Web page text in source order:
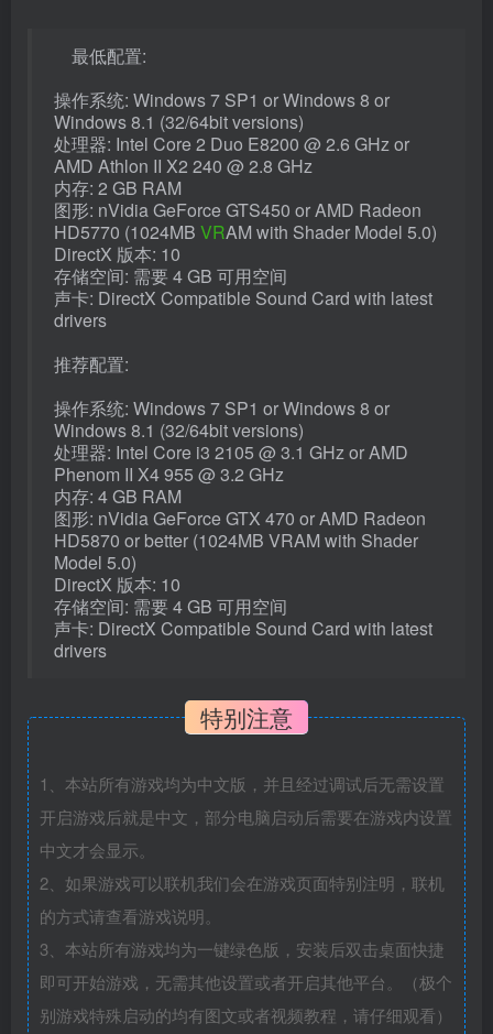
最低配置:
操作系统: Windows 7 SP1 or Windows 8 or
Windows 8.1 (32/64bit versions)
处理器: Intel Core 2 Duo E8200 @ 2.6 GHz or
AMD Athlon II X2 240 @ 2.8 GHz
内存: 2 GB RAM
图形: nVidia GeForce GTS450 or AMD Radeon
HD5770 (1024MB VRAM with Shader Model 5.0)
DirectX 版本: 10
存储空间: 需要 4 GB 可用空间
声卡: DirectX Compatible Sound Card with latest
drivers
推荐配置:
操作系统: Windows 7 SP1 or Windows 8 or
Windows 8.1 (32/64bit versions)
处理器: Intel Core i3 2105 @ 3.1 GHz or AMD
Phenom II X4 955 @ 3.2 GHz
内存: 4 GB RAM
图形: nVidia GeForce GTX 470 or AMD Radeon
HD5870 or better (1024MB VRAM with Shader
Model 5.0)
DirectX 版本: 10
存储空间: 需要 4 GB 可用空间
声卡: DirectX Compatible Sound Card with latest
drivers
特别注意
1、本站所有游戏均为中文版，并且经过调试后无需设置
开启游戏后就是中文，部分电脑启动后需要在游戏内设置
中文才会显示。
2、如果游戏可以联机我们会在游戏页面特别注明，联机
的方式请查看游戏说明。
3、本站所有游戏均为一键绿色版，安装后双击桌面快捷
即可开始游戏，无需其他设置或者开启其他平台。（极个
别游戏特殊启动的均有图文或者视频教程，请仔细观看）